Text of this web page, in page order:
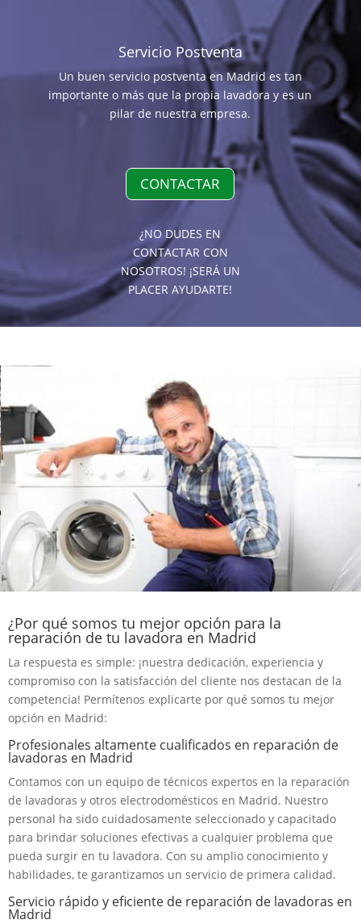
Servicio Postventa
Un buen servicio postventa en Madrid es tan
importante o más que la propia lavadora y es un
pilar de nuestra empresa.
CONTACTAR
¿NO DUDES EN
CONTACTAR CON
NOSOTROS! ¡SERÁ UN
PLACER AYUDARTE!
¿Por qué somos tu mejor opción para la
reparación de tu lavadora en Madrid
La respuesta es simple: ¡nuestra dedicación, experiencia y
compromiso con la satisfacción del cliente nos destacan de la
competencia! Permítenos explicarte por qué somos tu mejor
opción en Madrid:
Profesionales altamente cualificados en reparación de
lavadoras en Madrid
Contamos con un equipo de técnicos expertos en la reparación
de lavadoras y otros electrodomésticos en Madrid. Nuestro
personal ha sido cuidadosamente seleccionado y capacitado
para brindar soluciones efectivas a cualquier problema que
pueda surgir en tu lavadora. Con su amplio conocimiento y
habilidades, te garantizamos un servicio de primera calidad.
Servicio rápido y eficiente de reparación de lavadoras en
Madrid